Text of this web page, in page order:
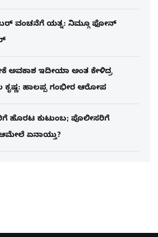
ವಂಚನೆಗೆ ಯತ್ನ: ನಿಮ್ಗೂ ಫೋನ್​
ಇದೀಯಾ ಅಂತ ಕೇಳಿದ್ರ
ಹಾಲಪ್ಪ ಗಂಭೀರ ಆರೋಪ
ಹೊರಟ ಕುಟುಂಬ; ಪೊಲೀಸರಿಗೆ
ಏನಾಯ್ತು?